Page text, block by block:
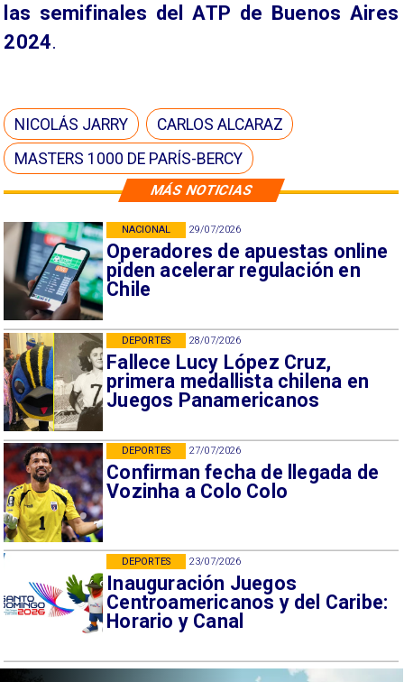
MÁS NOTICIAS
29/07/2026
Operadores de apuestas online
piden acelerar regulación en
Chile
NACIONAL
28/07/2026
Fallece Lucy López Cruz,
primera medallista chilena en
Juegos Panamericanos
DEPORTES
27/07/2026
Confirman fecha de llegada de
Vozinha a Colo Colo
DEPORTES
23/07/2026
Inauguración Juegos
Centroamericanos y del Caribe:
Horario y Canal
DEPORTES
las semifinales del ATP de Buenos Aires
2024.
NICOLÁS JARRY
CARLOS ALCARAZ
MASTERS 1000 DE PARÍS-BERCY